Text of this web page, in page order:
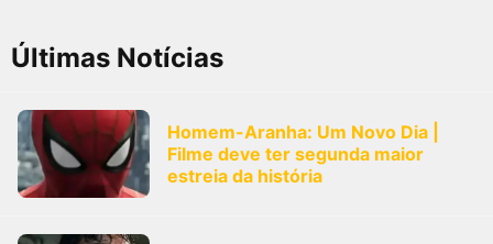
Últimas Notícias
Homem-Aranha: Um Novo Dia |
Filme deve ter segunda maior
estreia da história